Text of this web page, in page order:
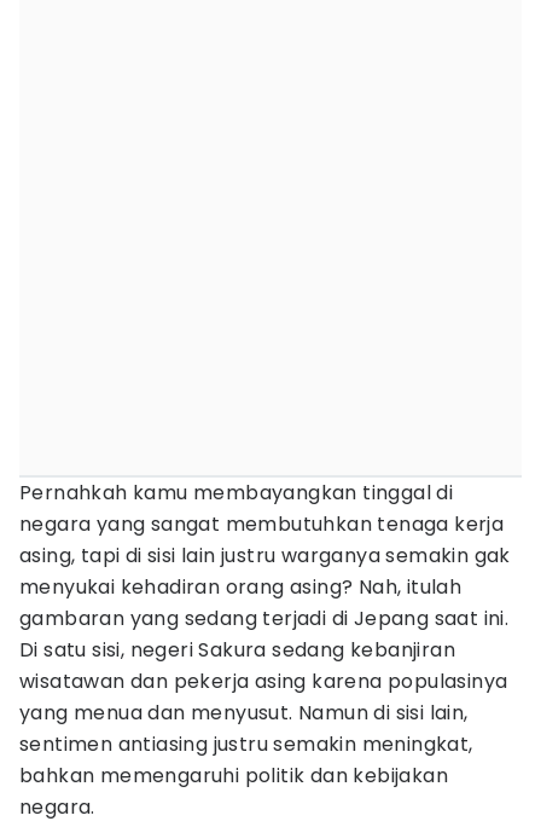
Pernahkah kamu membayangkan tinggal di
negara yang sangat membutuhkan tenaga kerja
asing, tapi di sisi lain justru warganya semakin gak
menyukai kehadiran orang asing? Nah, itulah
gambaran yang sedang terjadi di Jepang saat ini.
Di satu sisi, negeri Sakura sedang kebanjiran
wisatawan dan pekerja asing karena populasinya
yang menua dan menyusut. Namun di sisi lain,
sentimen antiasing justru semakin meningkat,
bahkan memengaruhi politik dan kebijakan
negara.